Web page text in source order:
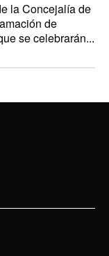
la Concejalía de
de
se celebrarán...